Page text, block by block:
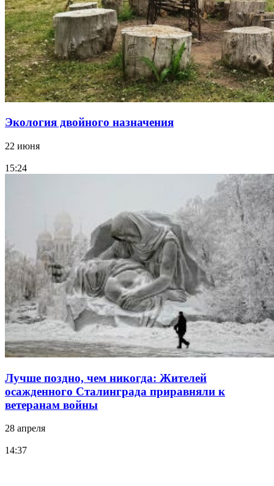
Экология двойного назначения
22 июня
15:24
Лучше поздно, чем никогда: Жителей
осажденного Сталинграда приравняли к
ветеранам войны
28 апреля
14:37